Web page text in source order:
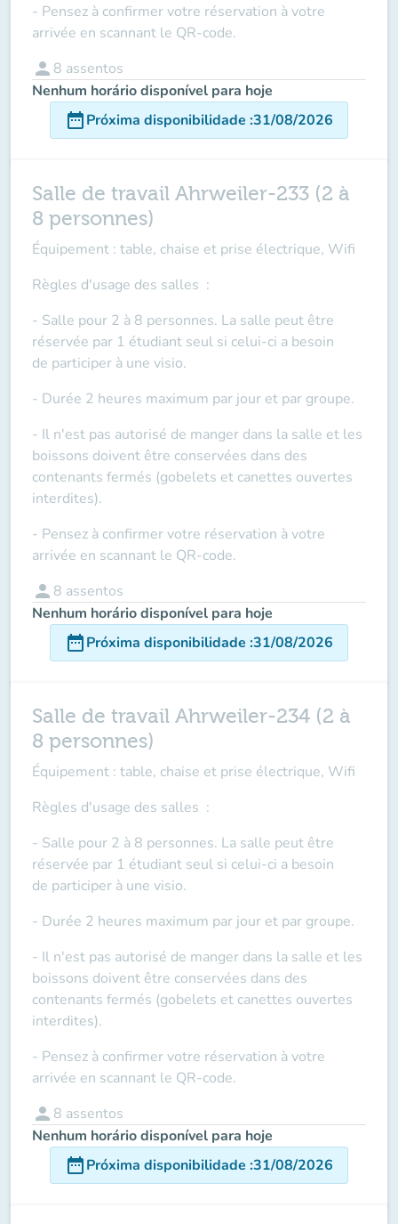
- Pensez à confirmer votre réservation à votre
arrivée en scannant le QR-code.
person 8 assentos
Nenhum horário disponível para hoje
date_rangePróxima disponibilidade :31/08/2026
Salle de travail Ahrweiler-233 (2 à
8 personnes)
Équipement : table, chaise et prise électrique, Wifi
Règles d'usage des salles :
- Salle pour 2 à 8 personnes. La salle peut être
réservée par 1 étudiant seul si celui-ci a besoin
de participer à une visio.
- Durée 2 heures maximum par jour et par groupe.
- Il n'est pas autorisé de manger dans la salle et les
boissons doivent être conservées dans des
contenants fermés (gobelets et canettes ouvertes
interdites).
- Pensez à confirmer votre réservation à votre
arrivée en scannant le QR-code.
person 8 assentos
Nenhum horário disponível para hoje
date_rangePróxima disponibilidade :31/08/2026
Salle de travail Ahrweiler-234 (2 à
8 personnes)
Équipement : table, chaise et prise électrique, Wifi
Règles d'usage des salles :
- Salle pour 2 à 8 personnes. La salle peut être
réservée par 1 étudiant seul si celui-ci a besoin
de participer à une visio.
- Durée 2 heures maximum par jour et par groupe.
- Il n'est pas autorisé de manger dans la salle et les
boissons doivent être conservées dans des
contenants fermés (gobelets et canettes ouvertes
interdites).
- Pensez à confirmer votre réservation à votre
arrivée en scannant le QR-code.
person 8 assentos
Nenhum horário disponível para hoje
date_rangePróxima disponibilidade :31/08/2026